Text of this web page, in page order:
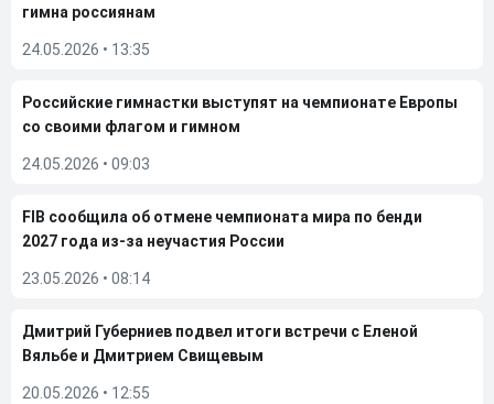
гимна россиянам
24.05.2026 • 13:35
Российские гимнастки выступят на чемпионате Европы
со своими флагом и гимном
24.05.2026 • 09:03
FIB сообщила об отмене чемпионата мира по бенди
2027 года из-за неучастия России
23.05.2026 • 08:14
Дмитрий Губерниев подвел итоги встречи с Еленой
Вяльбе и Дмитрием Свищевым
20.05.2026 • 12:55